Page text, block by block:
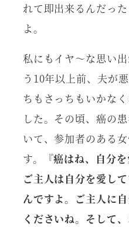
れて即出来るんだっ
よ。
私にもイヤ～な思い
う10年以上前、夫が
ちもさっちもいかな
した。その頃、癌の
いて、参加者のある
す。
『癌はね、自分
ご主人は自分を愛し
んですよ。ご主人に
くださいね。そして